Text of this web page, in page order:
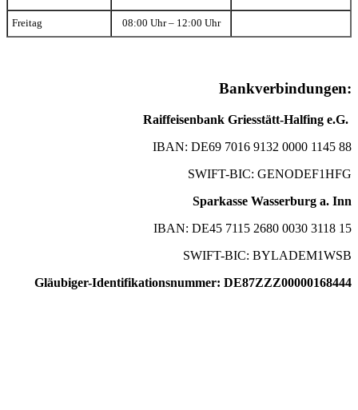
Freitag 08:00 Uhr – 12:00 Uhr
Bankverbindungen:
Raiffeisenbank Griesstätt-Halfing e.G.
IBAN: DE69 7016 9132 0000 1145 88
SWIFT-BIC: GENODEF1HFG
Sparkasse Wasserburg a. Inn
IBAN: DE45 7115 2680 0030 3118 15
SWIFT-BIC: BYLADEM1WSB
Gläubiger-Identifikationsnummer: DE87ZZZ00000168444